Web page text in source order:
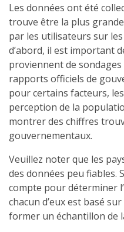
Les données ont été
trouve être la plus
par les utilisateurs sur
d’abord, il est important
proviennent de
rapports officiels de
pour certains facteurs,
perception de la
montrer des chiffres
gouvernementaux.
Veuillez noter que les
des données peu fiables.
compte pour déterminer
chacun d’eux est basé
former un échantillon de